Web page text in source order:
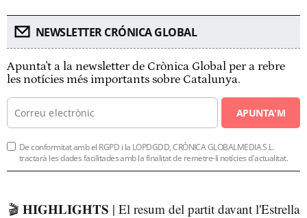
NEWSLETTER CRÓNICA GLOBAL
Apunta't a la newsletter de Crònica Global per a rebre
les notícies més importants sobre Catalunya.
APUNTA'M
De conformitat amb el RGPD i la LOPDGDD, CRÒNICA GLOBALMEDIA S.L.
tractarà les dades facilitades amb la finalitat de remetre-li notícies d'actualitat.
🎬 𝐇𝐈𝐆𝐇𝐋𝐈𝐆𝐇𝐓𝐒 | El resum del partit davant l'Estrella